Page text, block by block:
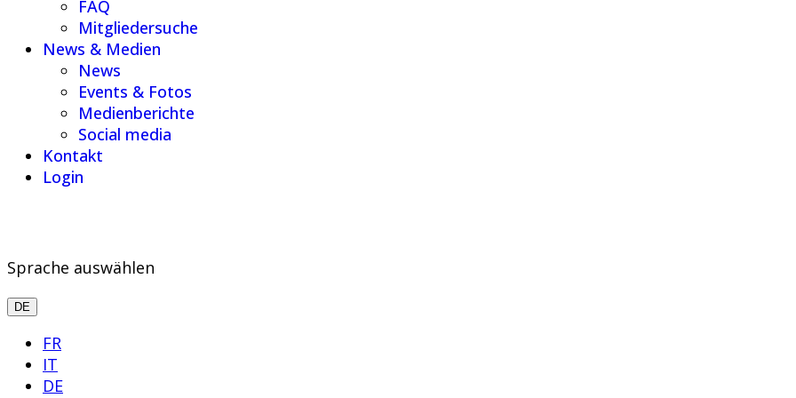
FAQ
Mitgliedersuche
News & Medien
News
Events & Fotos
Medienberichte
Social media
Kontakt
Login
Sprache auswählen
DE
FR
IT
DE